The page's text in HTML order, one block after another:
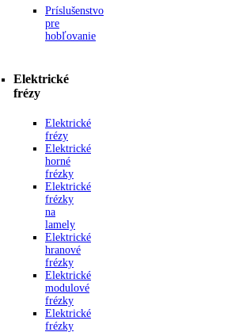
Príslušenstvo
pre
hobľovanie
Elektrické
frézy
Elektrické
frézy
Elektrické
horné
frézky
Elektrické
frézky
na
lamely
Elektrické
hranové
frézky
Elektrické
modulové
frézky
Elektrické
frézky